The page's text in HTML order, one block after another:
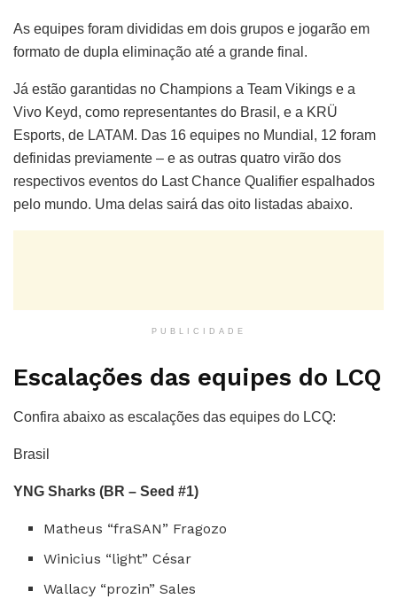
As equipes foram divididas em dois grupos e jogarão em
formato de dupla eliminação até a grande final.
Já estão garantidas no Champions a Team Vikings e a
Vivo Keyd, como representantes do Brasil, e a KRÜ
Esports, de LATAM. Das 16 equipes no Mundial, 12 foram
definidas previamente – e as outras quatro virão dos
respectivos eventos do Last Chance Qualifier espalhados
pelo mundo. Uma delas sairá das oito listadas abaixo.
PUBLICIDADE
Escalações das equipes do LCQ
Confira abaixo as escalações das equipes do LCQ:
Brasil
YNG Sharks (BR – Seed #1)
Matheus “fraSAN” Fragozo
Winicius “light” César
Wallacy “prozin” Sales